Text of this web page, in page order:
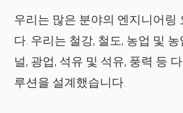
우리는 많은 분야의 엔지니어링
다. 우리는 철강, 철도, 농업 및
널, 광업, 석유 및 석유, 풍력 등
루션을 설계했습니다.